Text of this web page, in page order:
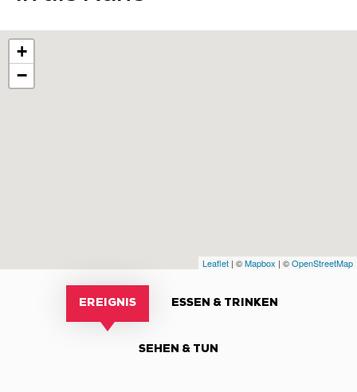
+
−
Leaflet | ©Mapbox | ©OpenStreetMap
EREIGNIS ESSEN & TRINKEN
SEHEN & TUN